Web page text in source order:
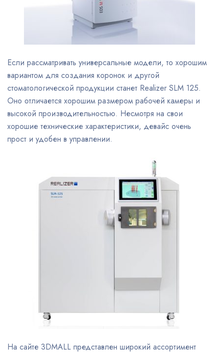
Если рассматривать универсальные модели, то хорошим
вариантом для создания коронок и другой
стоматологической продукции станет Realizer SLM 125.
Оно отличается хорошим размером рабочей камеры и
высокой производительностью. Несмотря на свои
хорошие технические характеристики, девайс очень
прост и удобен в управлении.
На сайте 3DMALL представлен широкий ассортимент